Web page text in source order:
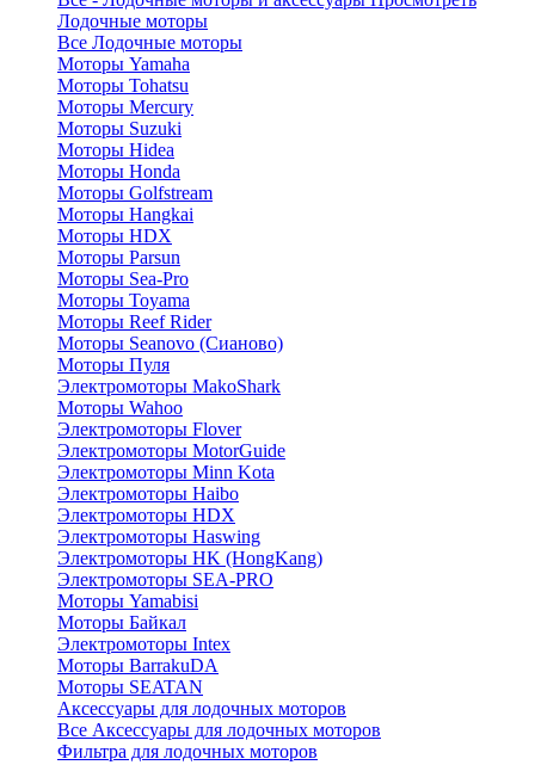
Лодочные моторы
Все Лодочные моторы
Моторы Yamaha
Моторы Tohatsu
Моторы Mercury
Моторы Suzuki
Моторы Hidea
Моторы Honda
Моторы Golfstream
Моторы Hangkai
Моторы HDX
Моторы Parsun
Моторы Sea-Pro
Моторы Toyama
Моторы Reef Rider
Моторы Seanovo (Сианово)
Моторы Пуля
Электромоторы MakoShark
Моторы Wahoo
Электромоторы Flover
Электромоторы MotorGuide
Электромоторы Minn Kota
Электромоторы Haibo
Электромоторы HDX
Электромоторы Haswing
Электромоторы HK (HongKang)
Электромоторы SEA-PRO
Моторы Yamabisi
Моторы Байкал
Электромоторы Intex
Моторы BarrakuDA
Моторы SEATAN
Аксессуары для лодочных моторов
Все Аксессуары для лодочных моторов
Фильтра для лодочных моторов